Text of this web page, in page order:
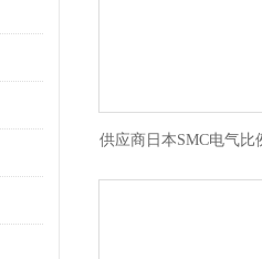
供应商日本SMC电气